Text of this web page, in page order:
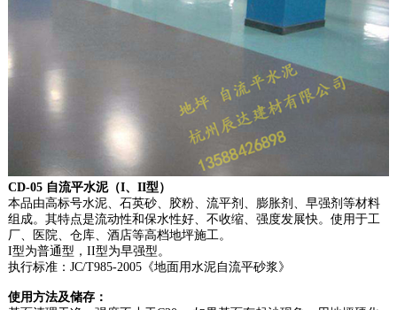
CD-05 自流平水泥（I、II型）
本品由高标号水泥、石英砂、胶粉、流平剂、膨胀剂、早强剂等材料
组成。其特点是流动性和保水性好、不收缩、强度发展快。使用于工
厂、医院、仓库、酒店等高档地坪施工。
I型为普通型，II型为早强型。
执行标准：JC/T985-2005《地面用水泥自流平砂浆》
使用方法及储存：